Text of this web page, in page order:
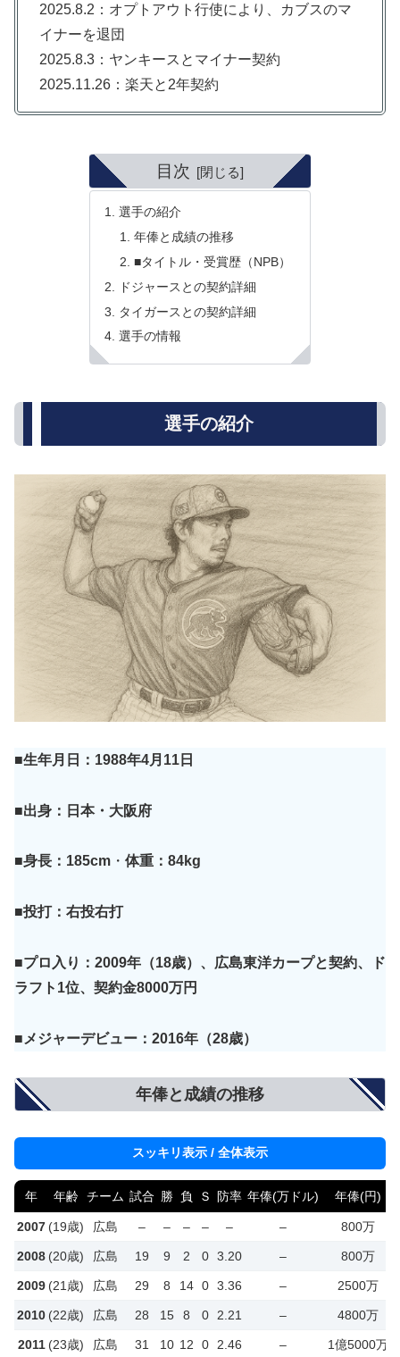
2025.8.2：オプトアウト行使により、カブスのマ
イナーを退団
2025.8.3：ヤンキースとマイナー契約
2025.11.26：楽天と2年契約
目次
選手の紹介
年俸と成績の推移
■タイトル・受賞歴（NPB）
ドジャースとの契約詳細
タイガースとの契約詳細
選手の情報
選手の紹介
■生年月日：1988年4月11日
■出身：日本・大阪府
■身長：185cm ・ 体重：84kg
■投打：右投右打
■プロ入り：2009年（18歳）、広島東洋カープと契約、ド
ラフト1位、契約金8000万円
■メジャーデビュー：2016年（28歳）
年俸と成績の推移
スッキリ表示 / 全体表示
年 年齢 チーム 試合 勝 負 Ｓ 防率 年俸(万ドル) 年俸(円)
2007 (19歳) 広島 – – – – – – 800万
2008 (20歳) 広島 19 9 2 0 3.20 – 800万
2009 (21歳) 広島 29 8 14 0 3.36 – 2500万
2010 (22歳) 広島 28 15 8 0 2.21 – 4800万
2011 (23歳) 広島 31 10 12 0 2.46 – 1億5000万